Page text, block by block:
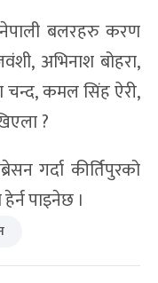
बलरहरु करण
अभिनाश बोहरा,
कमल सिंह ऐरी,
?
गर्दा कीर्तिपुरको
पाइनेछ ।